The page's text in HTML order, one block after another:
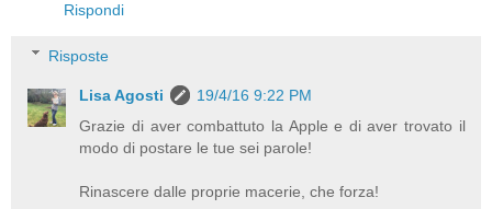
Rispondi
Risposte
Lisa Agosti
19/4/16 9:22 PM
Grazie di aver combattuto la Apple e di aver trovato il
modo di postare le tue sei parole!
Rinascere dalle proprie macerie, che forza!